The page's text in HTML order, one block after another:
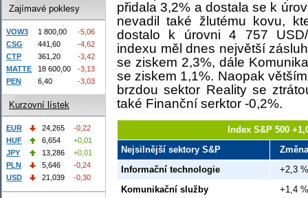
přidala 3,2% a dostala se k
nevadil také žlutému kovu,
dostalo k úrovni 4 757
indexu měl dnes největší
se ziskem 2,3%, dále
se ziskem 1,1%. Naopak
brzdou sektor Reality se
také Finanční serktor -0,2%.
Index S&P 500
Nejsilnější sektory S&P
Změna
Informační technologie
+2,3 %
Komunikační služby
+1,4 %
Zajímavé poklesy
VOW3 1 800,00
-5,06
CSG
441,60
-4,62
CTP
361,20
-3,42
MATTE
18 600,00
-3,13
PEN
6,40 -3,03
Kurzovní lístek
EUR 24,265
-0,22
HUF
6,654
+0,01
JPY
13,286
+0,01
PLN
5,646
-0,24
USD
21,039 -0,30